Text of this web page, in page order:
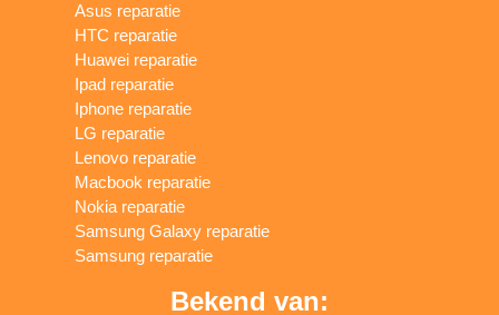
Asus reparatie
HTC reparatie
Huawei reparatie
Ipad reparatie
Iphone reparatie
LG reparatie
Lenovo reparatie
Macbook reparatie
Nokia reparatie
Samsung Galaxy reparatie
Samsung reparatie
Bekend van: